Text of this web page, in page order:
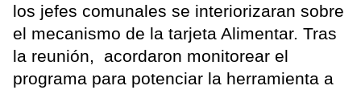
los jefes comunales se interiorizaran sobre
el mecanismo de la tarjeta Alimentar. Tras
la reunión, acordaron monitorear el
programa para potenciar la herramienta a